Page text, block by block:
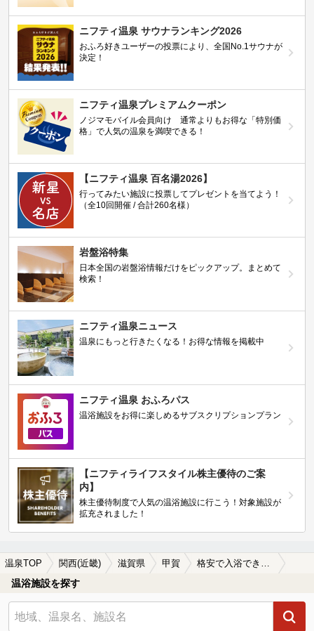
ニフティ温泉 サウナランキング2026
おふろ好きユーザーの投票により、全国No.1サウナが
決定！
ニフティ温泉プレミアムクーポン
ノジマモバイル会員向け 通常よりもお得な「特別価
格」で人気の温泉を満喫できる！
【ニフティ温泉 百名湯2026】
行ってみたい施設に投票してプレゼントを当てよう！
（全10回開催 / 合計260名様）
岩盤浴特集
日本全国の岩盤浴情報だけをピックアップ。まとめて
検索！
ニフティ温泉ニュース
温泉にもっと行きたくなる！お得な情報を掲載中
ニフティ温泉 おふろパス
温浴施設をお得に楽しめるサブスクリプションプラン
【ニフティライフスタイル株主優待のご案
内】
株主優待制度で人気の温浴施設に行こう！対象施設が
拡充されました！
温泉TOP 関西(近畿) 滋賀県 甲賀 格安で入浴できる甲賀の温泉、日帰り温泉、スーパー銭湯おすすめ
温浴施設を探す